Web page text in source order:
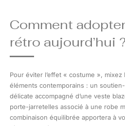
Comment
rétro aujourd’hui
Pour éviter l’effet « costume »,
éléments contemporains : un
délicate accompagné d’une veste
porte-jarretelles associé à une robe
combinaison équilibrée apportera à